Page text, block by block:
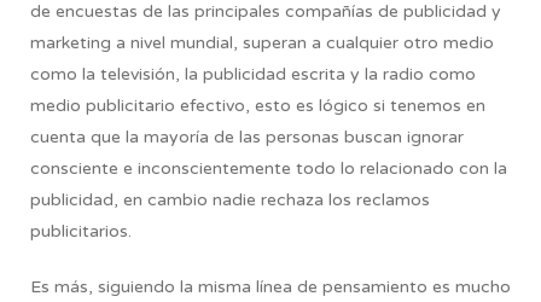
de encuestas de las principales compañías de publicidad y
marketing a nivel mundial, superan a cualquier otro medio
como la televisión, la publicidad escrita y la radio como
medio publicitario efectivo, esto es lógico si tenemos en
cuenta que la mayoría de las personas buscan ignorar
consciente e inconscientemente todo lo relacionado con la
publicidad, en cambio nadie rechaza los reclamos
publicitarios.
Es más, siguiendo la misma línea de pensamiento es mucho